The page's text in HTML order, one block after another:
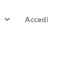
Accedi